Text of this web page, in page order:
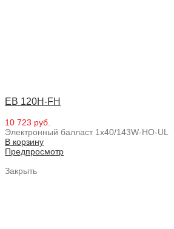
EB 120H-FH
10 723 руб.
Электронный балласт 1x40/143W-HO-UL
В корзину
Предпросмотр
Закрыть